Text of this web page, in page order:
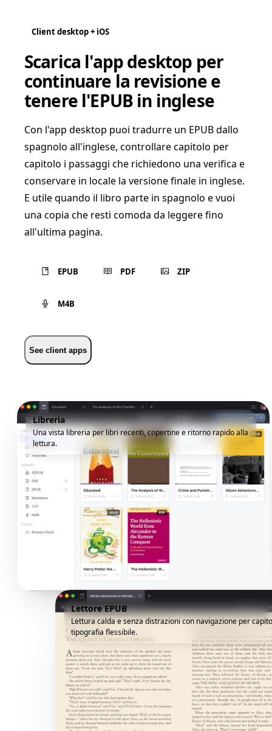
Client desktop + iOS
Scarica l'app desktop per
continuare la revisione e
tenere l'EPUB in inglese
Con l'app desktop puoi tradurre un EPUB dallo
spagnolo all'inglese, controllare capitolo per
capitolo i passaggi che richiedono una verifica e
conservare in locale la versione finale in inglese.
E utile quando il libro parte in spagnolo e vuoi
una copia che resti comoda da leggere fino
all'ultima pagina.
EPUB PDF ZIP
M4B
See client apps
Libreria
Una vista libreria per libri recenti, copertine e ritorno rapido alla
lettura.
Lettore EPUB
Lettura calda e senza distrazioni con navigazione per
tipografia flessibile.